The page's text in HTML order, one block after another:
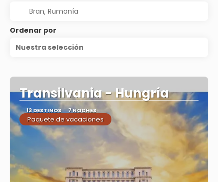
Ordenar por
Nuestra selección
Transilvania - Hungría
13 DESTINOS 7 NOCHES
Paquete de vacaciones